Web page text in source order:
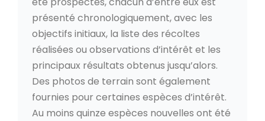
présenté chronologiquement, avec les
objectifs initiaux, la liste des récoltes
réalisées ou observations d’intérêt et les
principaux résultats obtenus jusqu’alors.
Des photos de terrain sont également
fournies pour certaines espèces d’intérêt.
Au moins quinze espèces nouvelles ont été